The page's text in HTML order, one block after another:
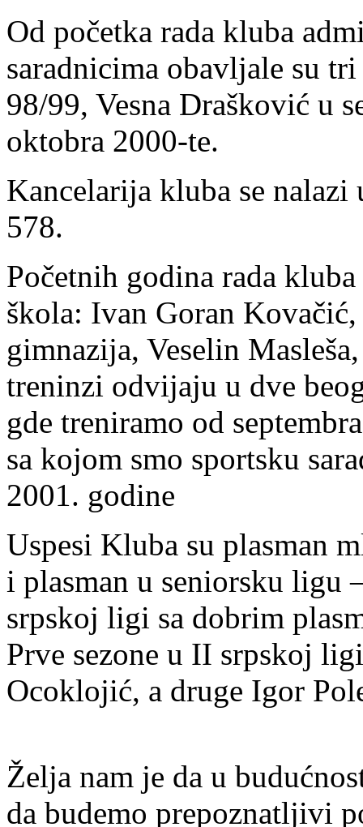
Od početka rada kluba
saradnicima obavljale su
98/99, Vesna Drašković u
oktobra 2000-te.
Kancelarija kluba se
578.
Početnih godina rada
škola: Ivan Goran
gimnazija, Veselin
treninzi odvijaju u dve
gde treniramo od
sa kojom smo sportsku
2001. godine
Uspesi Kluba su plasman
i plasman u seniorsku ligu
srpskoj ligi sa dobrim
Prve sezone u II srpskoj
Ocoklojić, a druge Igor
Želja nam je da u
da budemo prepoznatljivi